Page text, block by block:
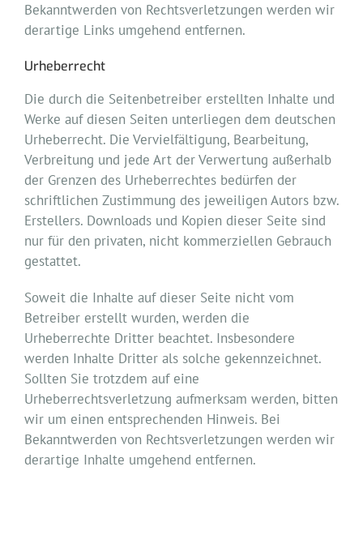
Bekanntwerden von Rechtsverletzungen werden wir
derartige Links umgehend entfernen.
Urheberrecht
Die durch die Seitenbetreiber erstellten Inhalte und
Werke auf diesen Seiten unterliegen dem deutschen
Urheberrecht. Die Vervielfältigung, Bearbeitung,
Verbreitung und jede Art der Verwertung außerhalb
der Grenzen des Urheberrechtes bedürfen der
schriftlichen Zustimmung des jeweiligen Autors bzw.
Erstellers. Downloads und Kopien dieser Seite sind
nur für den privaten, nicht kommerziellen Gebrauch
gestattet.
Soweit die Inhalte auf dieser Seite nicht vom
Betreiber erstellt wurden, werden die
Urheberrechte Dritter beachtet. Insbesondere
werden Inhalte Dritter als solche gekennzeichnet.
Sollten Sie trotzdem auf eine
Urheberrechtsverletzung aufmerksam werden, bitten
wir um einen entsprechenden Hinweis. Bei
Bekanntwerden von Rechtsverletzungen werden wir
derartige Inhalte umgehend entfernen.